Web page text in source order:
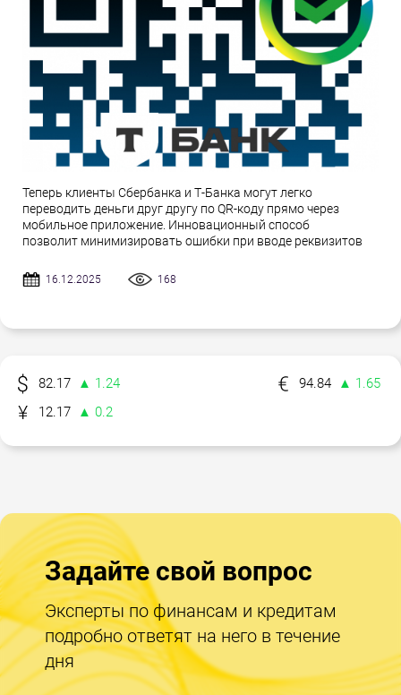
Теперь клиенты Сбербанка и Т-Банка могут легко
переводить деньги друг другу по QR-коду прямо через
мобильное приложение. Инновационный способ
позволит минимизировать ошибки при вводе реквизитов
16.12.2025 168
82.17 ▲ 1.24 94.84
▲ 1.65
12.17
▲ 0.2
Задайте свой вопрос
Эксперты по финансам и кредитам
подробно ответят на него в течение
дня